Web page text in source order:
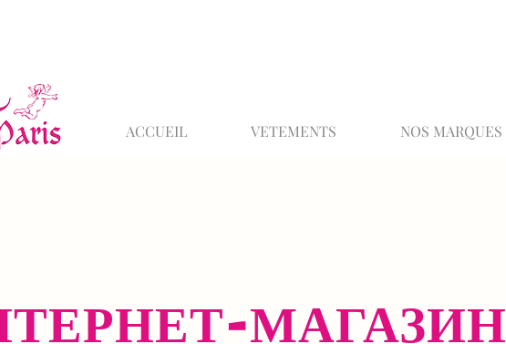
ACCUEIL VETEMENTS NOS MARQUES
МАГАЗИН